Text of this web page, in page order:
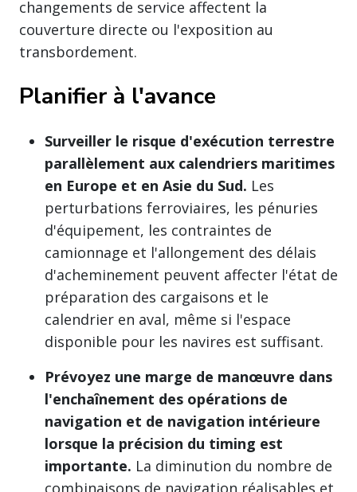
changements de service affectent la
couverture directe ou l'exposition au
transbordement.
Planifier à l'avance
Surveiller le risque d'exécution terrestre
parallèlement aux calendriers maritimes
en Europe et en Asie du Sud. Les
perturbations ferroviaires, les pénuries
d'équipement, les contraintes de
camionnage et l'allongement des délais
d'acheminement peuvent affecter l'état de
préparation des cargaisons et le
calendrier en aval, même si l'espace
disponible pour les navires est suffisant.
Prévoyez une marge de manœuvre dans
l'enchaînement des opérations de
navigation et de navigation intérieure
lorsque la précision du timing est
importante. La diminution du nombre de
combinaisons de navigation réalisables et